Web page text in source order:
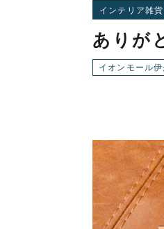
インテリア雑貨
ありが
イオンモール